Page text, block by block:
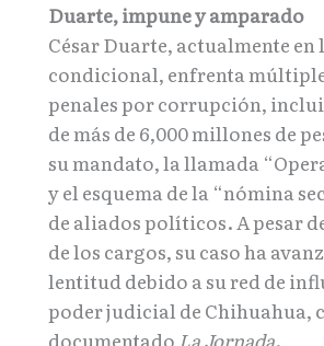
Duarte, impune y amparado
César Duarte, actualmente
condicional, enfrenta
penales por corrupción,
de más de 6,000 millones de
su mandato, la llamada
y el esquema de la “nómina
de aliados políticos. A pesar
de los cargos, su caso ha
lentitud debido a su red de
poder judicial de Chihuahua,
documentado La Jornada.